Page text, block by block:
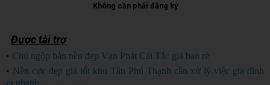
Không cần phải đăng ký
Được tài trợ
• Chủ ngộp bán nền đẹp Vạn Phát Cái Tắc giá bao rẻ
• Nền cực đẹp giá tốt khu Tân Phú Thạnh cần xử lý việc gia đình
ra nhanh